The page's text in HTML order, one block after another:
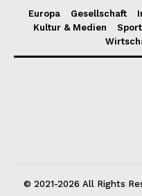
Europa Gesellschaft
Kultur & Medien
Sport
© 2021-2026 All Rights